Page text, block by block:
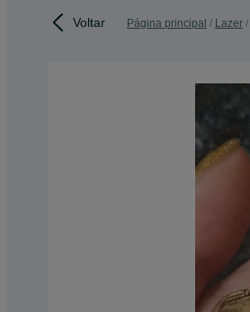
Voltar Página principal Lazer